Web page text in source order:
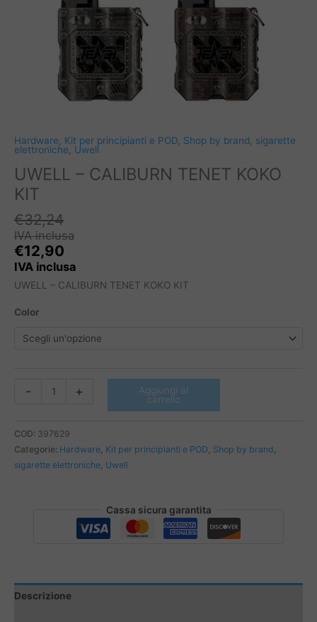
Hardware Kit per principianti e POD Shop by brand
sigarette
elettroniche
Uwell
UWELL – CALIBURN TENET KOKO
KIT
€32,24
IVA inclusa
€12,90
IVA inclusa
UWELL – CALIBURN TENET KOKO KIT
Color
-
TENET
KOKO
KIT
+
Aggiungi al
carrello
COD: 397629
Categorie: Hardware Kit per principianti e POD Shop by brand
sigarette elettroniche Uwell
Cassa sicura garantita
Descrizione